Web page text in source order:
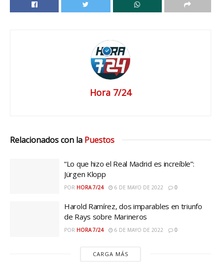
Hora 7/24
Relacionados con la Puestos
“Lo que hizo el Real Madrid es increíble”:
Jürgen Klopp
POR HORA 7/24 6 DE MAYO DE 2022 0
Harold Ramírez, dos imparables en triunfo
de Rays sobre Marineros
POR HORA 7/24 6 DE MAYO DE 2022 0
CARGA MÁS